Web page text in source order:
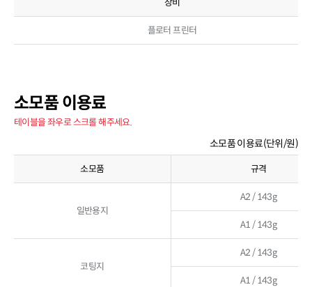
장비
플로터 프린터
소모품 이용료
테이블을 좌우로 스크롤 해주세요.
소모품 이용료(단위/원)
소모품 규격
일반용지
A2 / 143g
A1 / 143g
코팅지
A2 / 143g
A1 / 143g